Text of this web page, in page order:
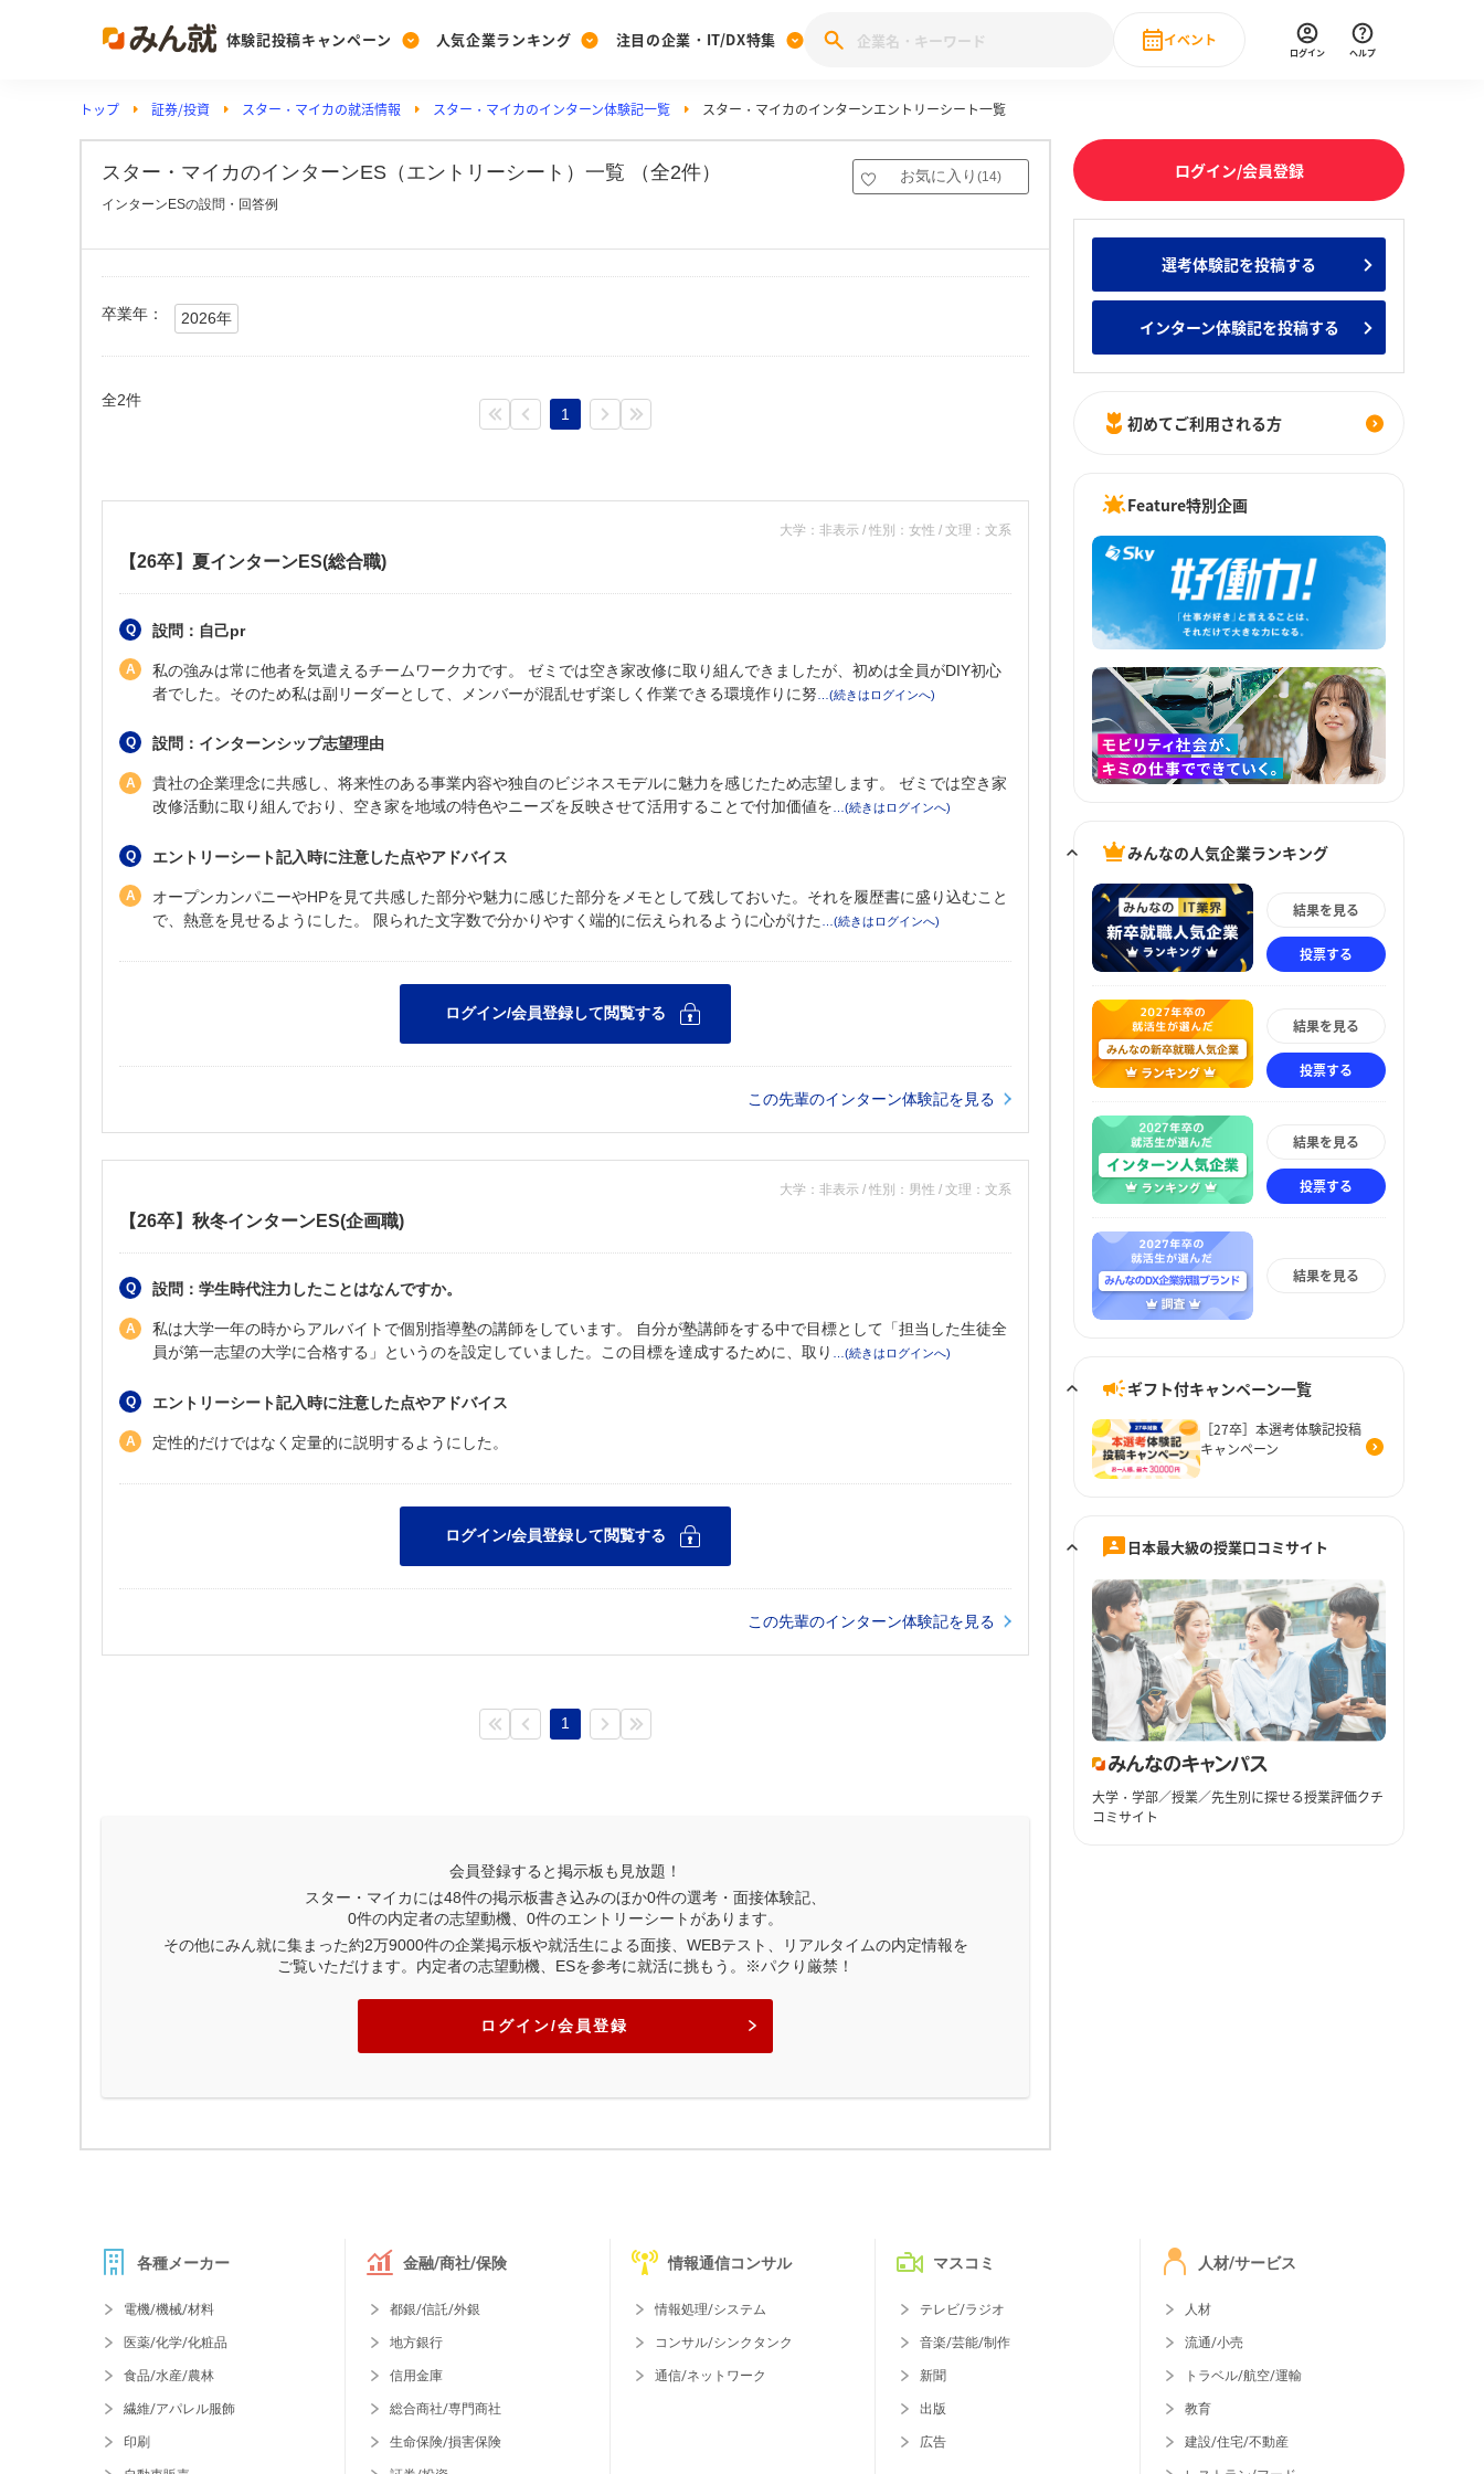
体験記投稿キャンペーン
Post
投稿する
[27卒] 本選考体験記投稿キャンペーン
人気企業ランキング
Ranking
ランキングを見る
みんなのDX企業就職ブランド調査
Vote みんなの新卒就職人気企業ランキング みんなのインターン人気企業ランキ
注目の企業・IT/DX特集
PickUp
注目の企業特集
28卒 IT・DX現場社員インタビュー
イベント
直近のイベント一覧
ログイン ヘルプ
トップ 証券/投資 スター・マイカの就活情報 スター・マイカのインターン体験記一覧 スター・マイカのインターンエントリーシート一覧
スター・マイカのインターンES（エントリーシート）一覧 （全2件） お気に入り (14)
インターンESの設問・回答例
卒業年： 2026年
全2件
1
大学：非表示 / 性別：女性 / 文理：文系
【26卒】夏インターンES(総合職)
設問：自己pr
私の強みは常に他者を気遣えるチームワーク力です。 ゼミでは空き家改修に取り組んできましたが、初めは全員がDIY初心
者でした。そのため私は副リーダーとして、メンバーが混乱せず楽しく作業できる環境作りに努
設問：インターンシップ志望理由
貴社の企業理念に共感し、将来性のある事業内容や独自のビジネスモデルに魅力を感じたため志望します。 ゼミでは空き家
改修活動に取り組んでおり、空き家を地域の特色やニーズを反映させて活用することで付加価値を
エントリーシート記入時に注意した点やアドバイス
オープンカンパニーやHPを見て共感した部分や魅力に感じた部分をメモとして残しておいた。それを履歴書に盛り込むこと
で、熱意を見せるようにした。 限られた文字数で分かりやすく端的に伝えられるように心がけた
この先輩のインターン体験記を見る
大学：非表示 / 性別：男性 / 文理：文系
【26卒】秋冬インターンES(企画職)
設問：学生時代注力したことはなんですか。
私は大学一年の時からアルバイトで個別指導塾の講師をしています。 自分が塾講師をする中で目標として「担当した生徒全
員が第一志望の大学に合格する」というのを設定していました。この目標を達成するために、取り
エントリーシート記入時に注意した点やアドバイス
定性的だけではなく定量的に説明するようにした。
この先輩のインターン体験記を見る
1
会員登録すると掲示板も見放題！
スター・マイカには48件の掲示板書き込みのほか0件の選考・面接体験記、
0件の内定者の志望動機、 0件のエントリーシートがあります。
その他にみん就に集まった約2万9000件の企業掲示板や就活生による面接、WEBテスト、リアルタイムの内定情報を
ご覧いただけます。内定者の志望動機、ESを参考に就活に挑もう。※パクり厳禁！
ログイン/会員登録
ログイン/会員登録
選考体験記を投稿する
インターン体験記を投稿する
初めてご利用される方
Feature特別企画
みんなの人気企業ランキング
結果を見る
投票する
結果を見る
投票する
結果を見る
投票する
結果を見る
ギフト付キャンペーン一覧
［27卒］本選考体験記投稿
キャンペーン
日本最大級の授業口コミサイト
大学・学部／授業／先生別に探せる授業評価クチ
コミサイト
各種メーカー
電機/機械/材料
医薬/化学/化粧品
食品/水産/農林
繊維/アパレル服飾
印刷
金融/商社/保険
都銀/信託/外銀
地方銀行
信用金庫
総合商社/専門商社
生命保険/損害保険
情報通信コンサル
情報処理/システム
コンサル/シンクタンク
通信/ネットワーク
マスコミ
テレビ/ラジオ
音楽/芸能/制作
新聞
出版
広告
人材/サービス
人材
流通/小売
トラベル/航空/運輸
教育
建設/住宅/不動産